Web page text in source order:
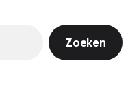
Zoeken